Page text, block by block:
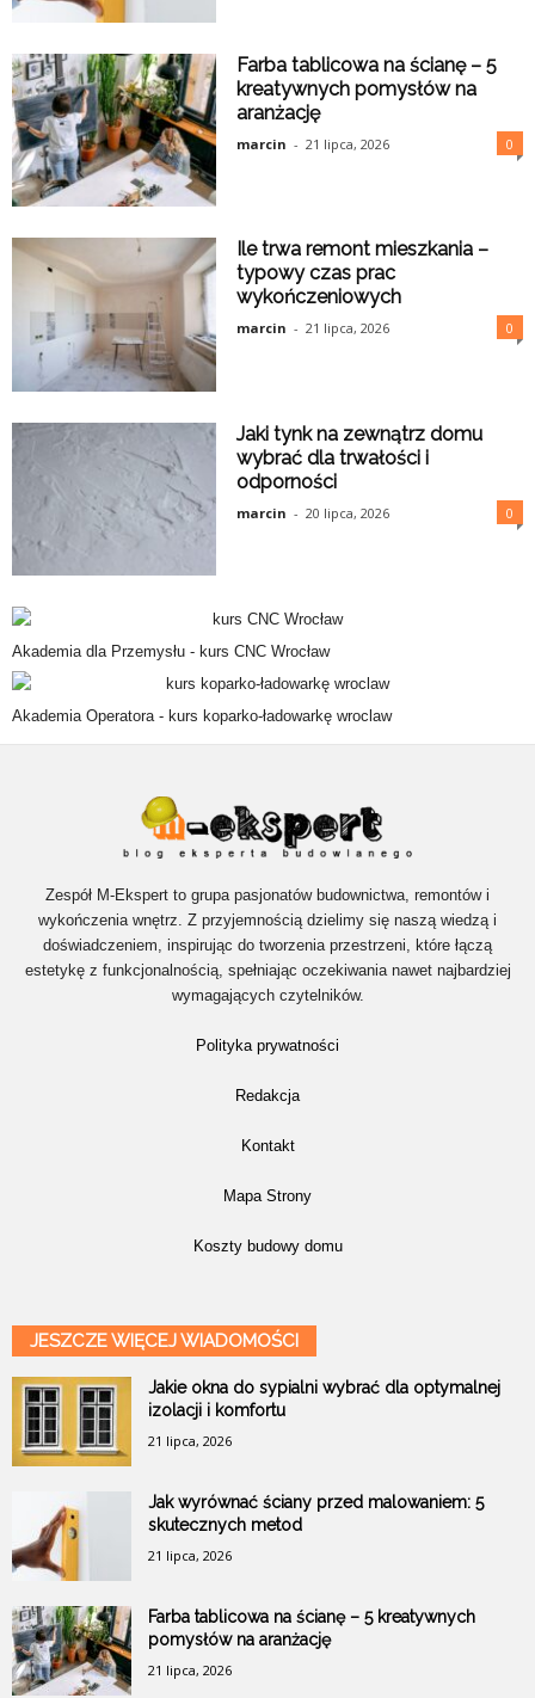
Farba tablicowa na ścianę – 5
kreatywnych pomysłów na
aranżację
marcin - 21 lipca, 2026 0
Ile trwa remont mieszkania –
typowy czas prac
wykończeniowych
marcin - 21 lipca, 2026 0
Jaki tynk na zewnątrz domu
wybrać dla trwałości i
odporności
marcin - 20 lipca, 2026 0
Akademia dla Przemysłu - kurs CNC Wrocław
Akademia Operatora - kurs koparko-ładowarkę wroclaw
Zespół M-Ekspert to grupa pasjonatów budownictwa, remontów i
wykończenia wnętrz. Z przyjemnością dzielimy się naszą wiedzą i
doświadczeniem, inspirując do tworzenia przestrzeni, które łączą
estetykę z funkcjonalnością, spełniając oczekiwania nawet najbardziej
wymagających czytelników.
Polityka prywatności
Redakcja
Kontakt
Mapa Strony
Koszty budowy domu
JESZCZE WIĘCEJ WIADOMOŚCI
Jakie okna do sypialni wybrać dla optymalnej
izolacji i komfortu
21 lipca, 2026
Jak wyrównać ściany przed malowaniem: 5
skutecznych metod
21 lipca, 2026
Farba tablicowa na ścianę – 5 kreatywnych
pomysłów na aranżację
21 lipca, 2026